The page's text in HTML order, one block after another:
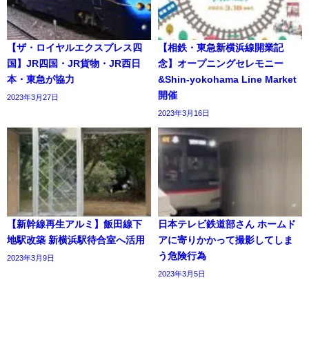
【ザ・ロイヤルエクスプレス四
国】JR四国・JR貨物・JR西日
本・東急が協力
2023年3月27日
【相鉄・東急新横浜線開業記
念】オープニングセレモニー
&Shin-yokohama Line Market
開催
2023年3月16日
【新幹線再生アルミ】飯田線下
地駅改築 新横浜駅待合室へ活用
2023年3月9日
日本テレビ鉄道部さん ホームド
アに寄りかかって撮影してしま
う危険行為
2023年3月5日